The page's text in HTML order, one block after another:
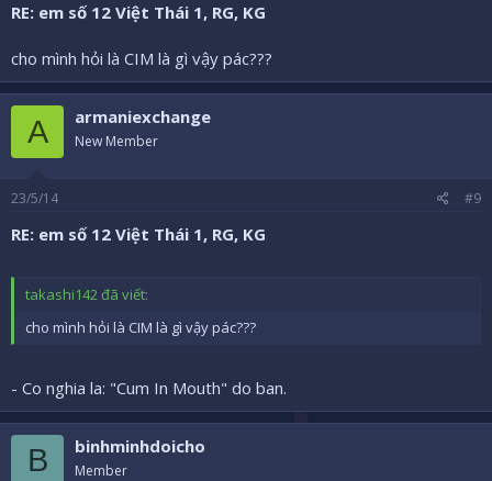
RE: em số 12 Việt Thái 1, RG, KG
cho mình hỏi là CIM là gì vậy pác???
A armaniexchange
New Member
23/5/14 #9
RE: em số 12 Việt Thái 1, RG, KG
takashi142 đã viết:
cho mình hỏi là CIM là gì vậy pác???
- Co nghia la: "Cum In Mouth" do ban.
B binhminhdoicho
Member